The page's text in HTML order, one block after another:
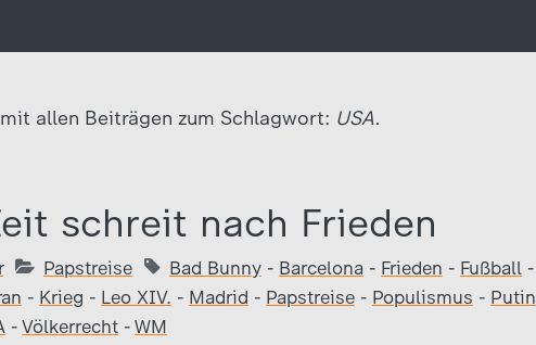
allen Beiträgen zum Schlagwort: USA.
schreit nach Frieden
Papstreise Bad Bunny - Barcelona - Frieden - Fußball -
- Krieg - Leo XIV. - Madrid - Papstreise - Populismus - Putin
- Völkerrecht - WM